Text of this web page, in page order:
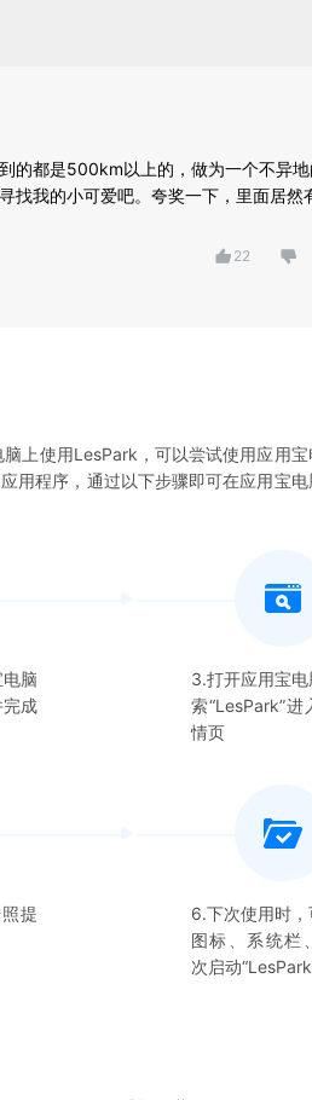
的都是500km以上的，做为一个不异
找我的小可爱吧。夸奖一下，里面居然
22
上使用LesPark ，可以尝试使用应用宝
应用程序，通过以下步骤即可在应用宝电
脑
成
3.打开应用宝
索“LesPark”进
情页
提
6.下次使用时
图标、系统栏
次启动“LesPark